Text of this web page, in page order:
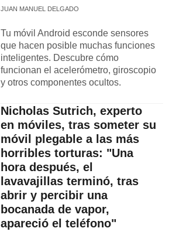
JUAN MANUEL DELGADO
Tu móvil Android esconde sensores
que hacen posible muchas funciones
inteligentes. Descubre cómo
funcionan el acelerómetro, giroscopio
y otros componentes ocultos.
Nicholas Sutrich, experto
en móviles, tras someter su
móvil plegable a las más
horribles torturas: "Una
hora después, el
lavavajillas terminó, tras
abrir y percibir una
bocanada de vapor,
apareció el teléfono"